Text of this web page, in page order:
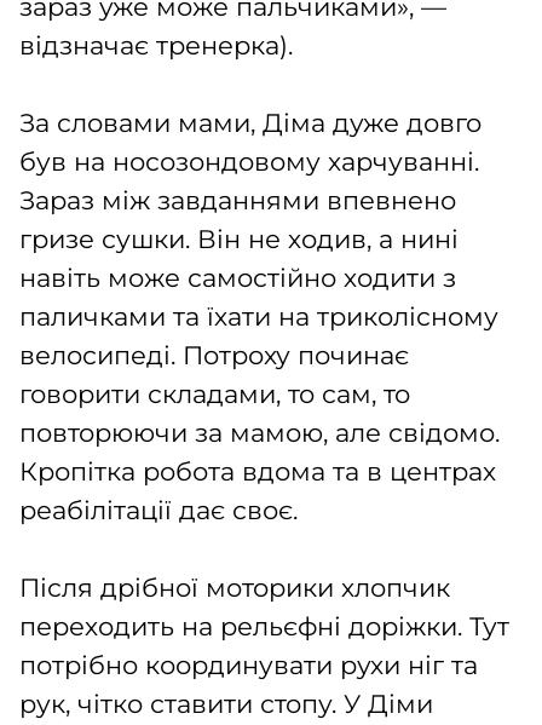
зараз уже може пальчиками», —
відзначає тренерка).
За словами мами, Діма дуже довго
був на носозондовому харчуванні.
Зараз між завданнями впевнено
гризе сушки. Він не ходив, а нині
навіть може самостійно ходити з
паличками та їхати на триколісному
велосипеді. Потроху починає
говорити складами, то сам, то
повторюючи за мамою, але свідомо.
Кропітка робота вдома та в центрах
реабілітації дає своє.
Після дрібної моторики хлопчик
переходить на рельєфні доріжки. Тут
потрібно координувати рухи ніг та
рук, чітко ставити стопу. У Діми